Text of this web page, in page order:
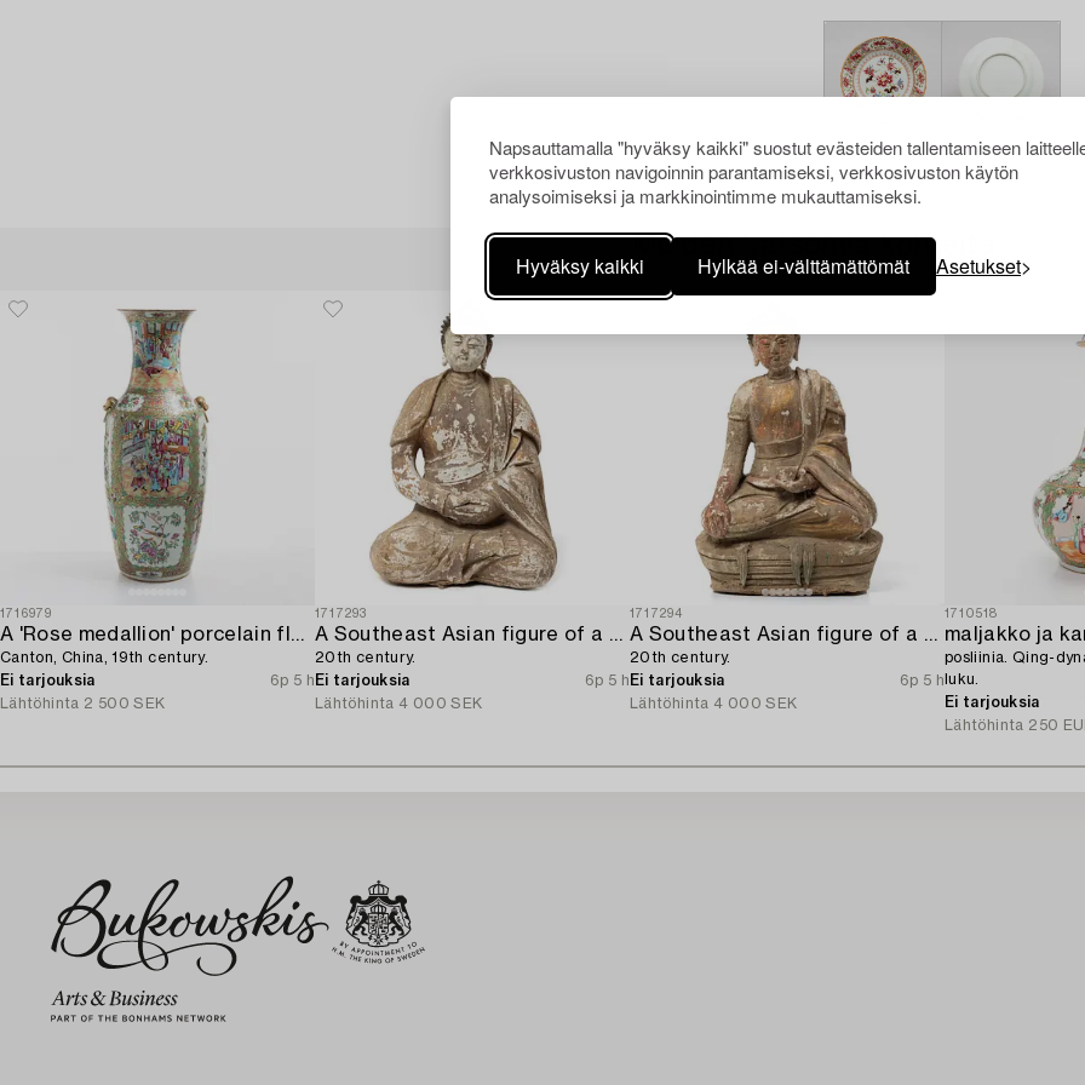
Napsauttamalla "hyväksy kaikki" suostut evästeiden tallentamiseen
verkkosivuston navigoinnin parantamiseksi, verkkosivuston käytön
analysoimiseksi ja markkinointimme mukauttamiseksi.
Hyväksy kaikki Hylkää ei-välttämättömät Asetukset
Muiden katsomia kohteita
1716979
A 'Rose medallion' porcelain floorvase,
Canton, China, 19th century.
Ei tarjouksia
6p 5 h
Lähtöhinta 2 500 SEK
1717293
A Southeast Asian figure of a Buddha,
20th century.
Ei tarjouksia
6p 5 h
Lähtöhinta 4 000 SEK
1717294
A Southeast Asian figure of a Buddha,
20th century.
Ei tarjouksia
6p 5 h
Lähtöhinta 4 000 SEK
1710518
maljakko ja
posliinia. Qing-
luku.
Ei tarjouksia
Lähtöhinta 250